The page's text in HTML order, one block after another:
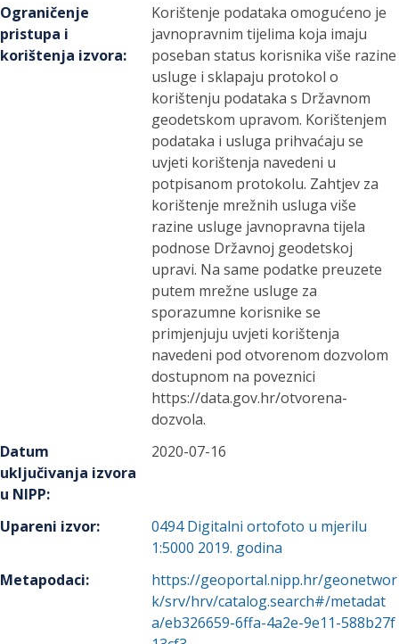
Ograničenje
pristupa i
korištenja izvora:
Korištenje podataka omogućeno je
javnopravnim tijelima koja imaju
poseban status korisnika više razine
usluge i sklapaju protokol o
korištenju podataka s Državnom
geodetskom upravom. Korištenjem
podataka i usluga prihvaćaju se
uvjeti korištenja navedeni u
potpisanom protokolu. Zahtjev za
korištenje mrežnih usluga više
razine usluge javnopravna tijela
podnose Državnoj geodetskoj
upravi. Na same podatke preuzete
putem mrežne usluge za
sporazumne korisnike se
primjenjuju uvjeti korištenja
navedeni pod otvorenom dozvolom
dostupnom na poveznici
https://data.gov.hr/otvorena-
dozvola.
Datum
uključivanja izvora
u NIPP:
2020-07-16
Upareni izvor: 0494 Digitalni ortofoto u mjerilu
1:5000 2019. godina
Metapodaci:
https://geoportal.nipp.hr/geonetwor
k/srv/hrv/catalog.search#/metadat
a/eb326659-6ffa-4a2e-9e11-588b27f